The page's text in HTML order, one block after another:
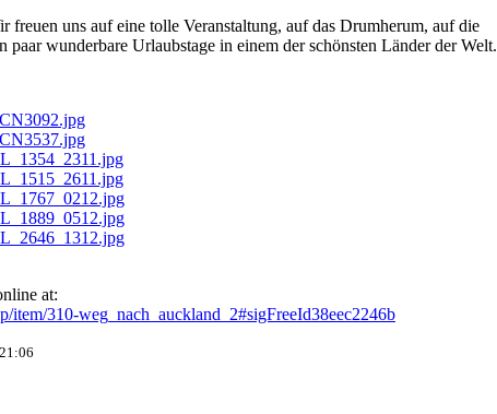
freuen uns auf eine tolle Veranstaltung, auf das Drumherum, auf die
wunderbare Urlaubstage in einem der schönsten Länder der Welt.
at:
item/310-weg_nach_auckland_2#sigFreeId38eec2246b